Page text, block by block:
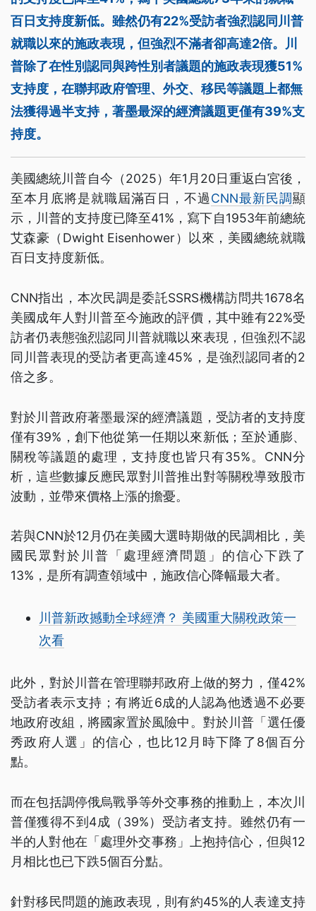
百日支持度新低。雖然仍有22%受訪者強烈認同川普
就職以來的施政表現，但強烈不滿者卻高達2倍。川
普除了在性別認同與跨性別者議題的施政表現獲51%
支持度，在聯邦政府管理、外交、移民等議題上都無
法獲得過半支持，著墨最深的經濟議題更僅有39%支
持度。
美國總統川普自今（2025）年1月20日重返白宮後，
至本月底將是就職屆滿百日，不過CNN最新民調顯
示，川普的支持度已降至41%，寫下自1953年前總統
艾森豪（Dwight Eisenhower）以來，美國總統就職
百日支持度新低。
CNN指出，本次民調是委託SSRS機構訪問共1678名
美國成年人對川普至今施政的評價，其中雖有22%受
訪者仍表態強烈認同川普就職以來表現，但強烈不認
同川普表現的受訪者更高達45%，是強烈認同者的2
倍之多。
對於川普政府著墨最深的經濟議題，受訪者的支持度
僅有39%，創下他從第一任期以來新低；至於通膨、
關稅等議題的處理，支持度也皆只有35%。CNN分
析，這些數據反應民眾對川普推出對等關稅導致股市
波動，並帶來價格上漲的擔憂。
若與CNN於12月仍在美國大選時期做的民調相比，美
國民眾對於川普「處理經濟問題」的信心下跌了
13%，是所有調查領域中，施政信心降幅最大者。
川普新政撼動全球經濟？ 美國重大關稅政策一
次看
此外，對於川普在管理聯邦政府上做的努力，僅42%
受訪者表示支持；有將近6成的人認為他透過不必要
地政府改組，將國家置於風險中。對於川普「選任優
秀政府人選」的信心，也比12月時下降了8個百分
點。
而在包括調停俄烏戰爭等外交事務的推動上，本次川
普僅獲得不到4成（39%）受訪者支持。雖然仍有一
半的人對他在「處理外交事務」上抱持信心，但與12
月相比也已下跌5個百分點。
針對移民問題的施政表現，則有約45%的人表達支持